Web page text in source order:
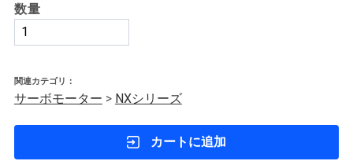
数量
関連カテゴリ：
サーボモーター > NXシリーズ
カートに追加